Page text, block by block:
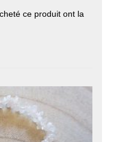
ce produit ont la